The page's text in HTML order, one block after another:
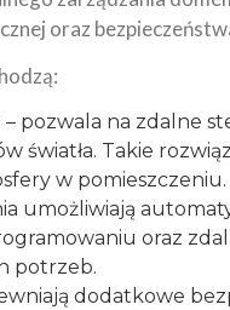
oraz
– pozwala na zdalne
światła. Takie
w pomieszczeniu.
umożliwiają
oraz
potrzeb.
dodatkowe